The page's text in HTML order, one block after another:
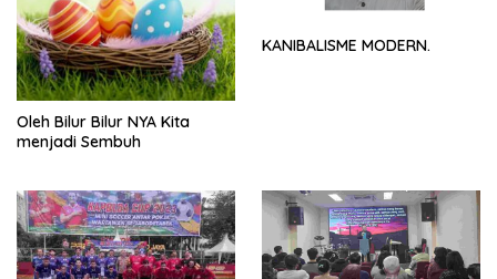
Oleh Bilur Bilur NYA Kita
menjadi Sembuh
KANIBALISME MODERN.